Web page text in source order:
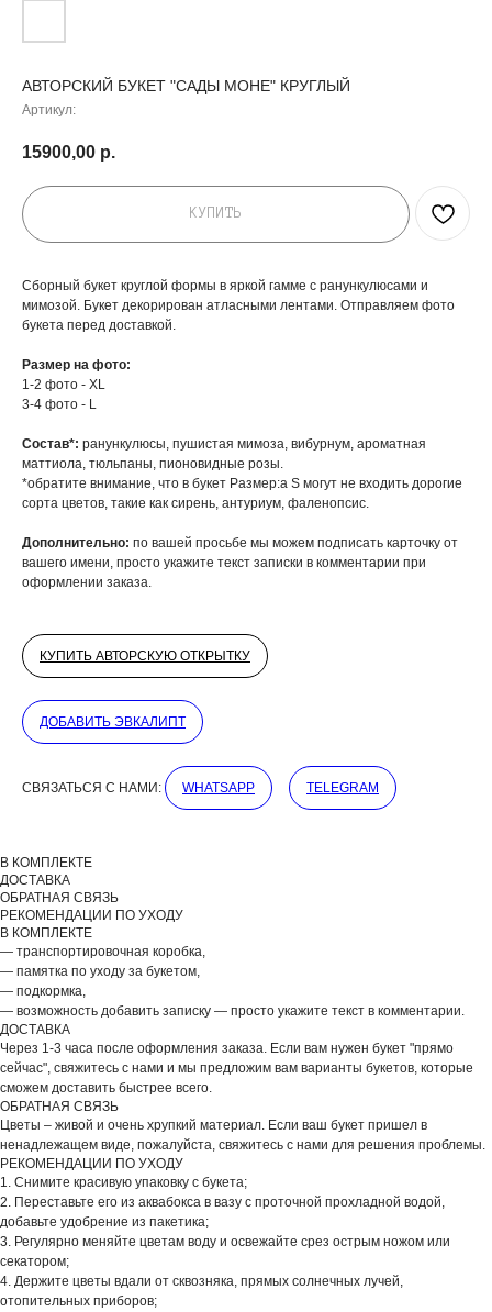
АВТОРСКИЙ БУКЕТ "САДЫ МОНЕ" КРУГЛЫЙ
Артикул:
15900,00 р.
КУПИТЬ
Сборный букет круглой формы в яркой гамме с ранункулюсами и
мимозой. Букет декорирован атласными лентами. Отправляем фото
букета перед доставкой.
Размер на фото:
1-2 фото - XL
3-4 фото - L
Состав*: ранункулюсы, пушистая мимоза, вибурнум, ароматная
маттиола, тюльпаны, пионовидные розы.
*обратите внимание, что в букет Размер:а S могут не входить дорогие
сорта цветов, такие как сирень, антуриум, фаленопсис.
Дополнительно: по вашей просьбе мы можем подписать карточку от
вашего имени, просто укажите текст записки в комментарии при
оформлении заказа.
КУПИТЬ АВТОРСКУЮ ОТКРЫТКУ
ДОБАВИТЬ ЭВКАЛИПТ
СВЯЗАТЬСЯ С НАМИ: WHATSAPP TELEGRAM
В КОМПЛЕКТЕ
ДОСТАВКА
ОБРАТНАЯ СВЯЗЬ
РЕКОМЕНДАЦИИ ПО УХОДУ
В КОМПЛЕКТЕ
— транспортировочная коробка,
— памятка по уходу за букетом,
— подкормка,
— возможность добавить записку — просто укажите текст в комментарии.
ДОСТАВКА
Через 1-3 часа после оформления заказа. Если вам нужен букет "прямо
сейчас", свяжитесь с нами и мы предложим вам варианты букетов, которые
сможем доставить быстрее всего.
ОБРАТНАЯ СВЯЗЬ
Цветы – живой и очень хрупкий материал. Если ваш букет пришел в
ненадлежащем виде, пожалуйста, свяжитесь с нами для решения проблемы.
РЕКОМЕНДАЦИИ ПО УХОДУ
1. Снимите красивую упаковку с букета;
2. Переставьте его из аквабокса в вазу с проточной прохладной водой,
добавьте удобрение из пакетика;
3. Регулярно меняйте цветам воду и освежайте срез острым ножом или
секатором;
4. Держите цветы вдали от сквозняка, прямых солнечных лучей,
отопительных приборов;
ВЫБЕРИТЕ ВАЗУ